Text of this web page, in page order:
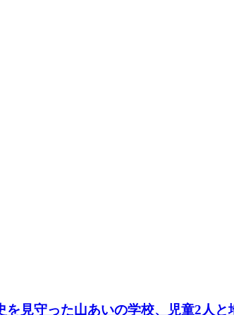
見守った山あいの学校、児童2人